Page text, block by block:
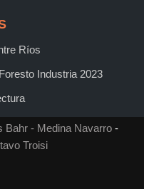
Ríos
Industria 2023
Bahr - Medina Navarro-
Troisi